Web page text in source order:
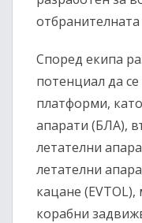
отбранителната
Според екипа
потенциал да
платформи,
апарати (БЛА),
летателни
летателни
кацане
корабни